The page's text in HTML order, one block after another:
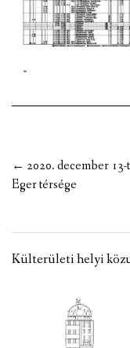
VÁLASZTÁSI
HIRDETMÉNYEK
Post
navigation
← 2020. december
Eger térsége
Külterületi helyi